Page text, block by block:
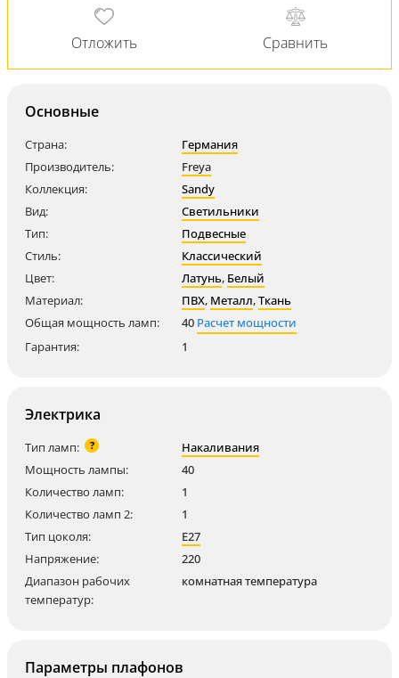
Основные
Страна:
Германия
Производитель:
Freya
Коллекция:
Sandy
Вид:
Светильники
Тип:
Подвесные
Стиль:
Классический
Цвет:
Латунь, Белый
Материал:
ПВХ, Металл,Ткань
Общая мощность ламп:
40 Расчет мощности
Гарантия:
1
Электрика
Тип ламп: ?
Накаливания
Мощность лампы:
40
Количество ламп:
1
Количество ламп 2:
1
Тип цоколя:
E27
Напряжение:
220
Диапазон рабочих
температур:
комнатная температура
Параметры плафонов